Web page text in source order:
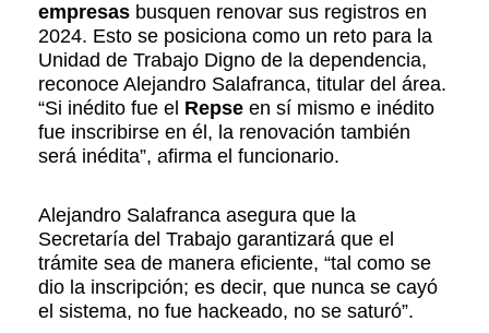
empresas busquen renovar sus registros en
2024. Esto se posiciona como un reto para la
Unidad de Trabajo Digno de la dependencia,
reconoce Alejandro Salafranca, titular del área.
“Si inédito fue el Repse en sí mismo e inédito
fue inscribirse en él, la renovación también
será inédita”, afirma el funcionario.
Alejandro Salafranca asegura que la
Secretaría del Trabajo garantizará que el
trámite sea de manera eficiente, “tal como se
dio la inscripción; es decir, que nunca se cayó
el sistema, no fue hackeado, no se saturó”.